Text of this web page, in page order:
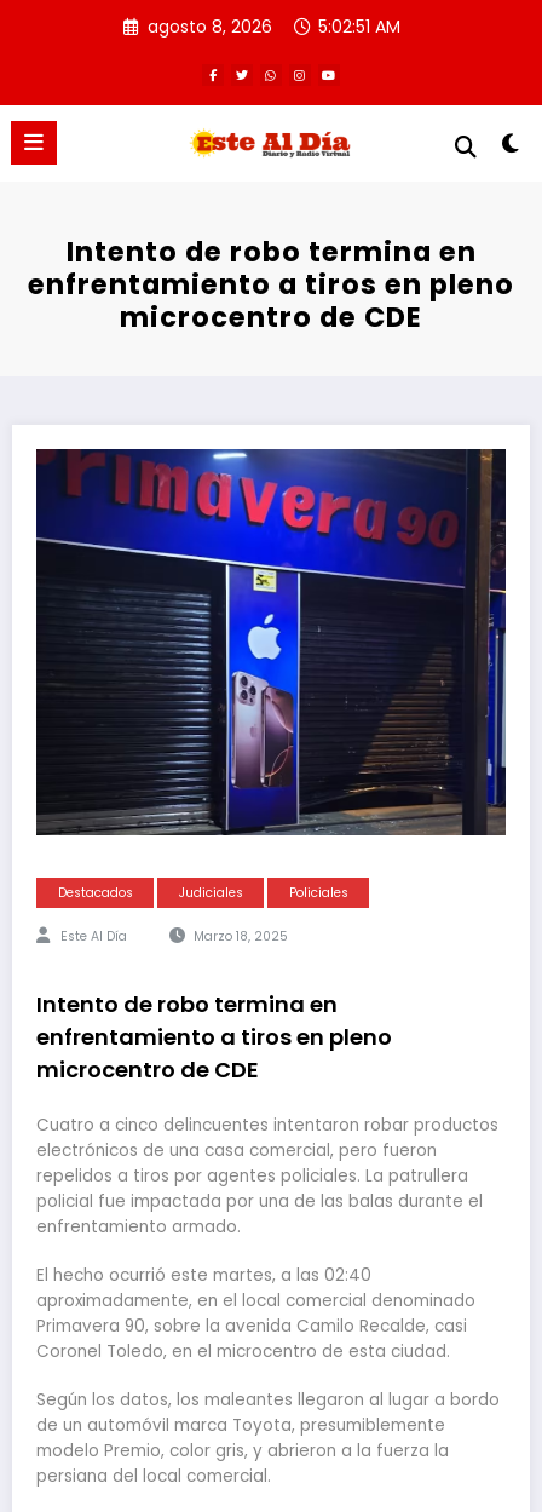
agosto 8, 2026 5:02:51 AM
Intento de robo termina en
enfrentamiento a tiros en pleno
microcentro de CDE
Destacados Judiciales Policiales
Este Al Día Marzo 18, 2025
Intento de robo termina en
enfrentamiento a tiros en pleno
microcentro de CDE
Cuatro a cinco delincuentes intentaron robar productos
electrónicos de una casa comercial, pero fueron
repelidos a tiros por agentes policiales. La patrullera
policial fue impactada por una de las balas durante el
enfrentamiento armado.
El hecho ocurrió este martes, a las 02:40
aproximadamente, en el local comercial denominado
Primavera 90, sobre la avenida Camilo Recalde, casi
Coronel Toledo, en el microcentro de esta ciudad.
Según los datos, los maleantes llegaron al lugar a bordo
de un automóvil marca Toyota, presumiblemente
modelo Premio, color gris, y abrieron a la fuerza la
persiana del local comercial.